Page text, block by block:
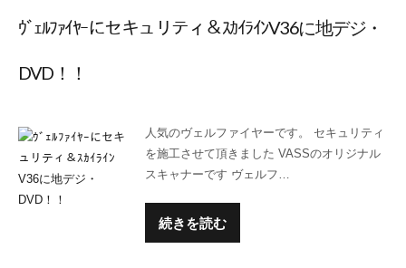
ｳﾞｪﾙﾌｧｲﾔｰにセキュリティ＆ｽｶｲﾗｲﾝV36に地デジ・
DVD！！
人気のヴェルファイヤーです。 セキュリティ
を施工させて頂きました VASSのオリジナル
スキャナーです ヴェルフ…
続きを読む